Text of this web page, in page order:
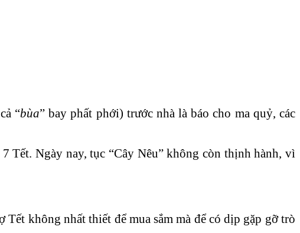
“bùa” bay phất phới) trước nhà là báo cho ma quỷ, các
Tết. Ngày nay, tục “Cây Nêu” không còn thịnh hành, vì
không nhất thiết để mua sắm mà để có dịp gặp gỡ trò